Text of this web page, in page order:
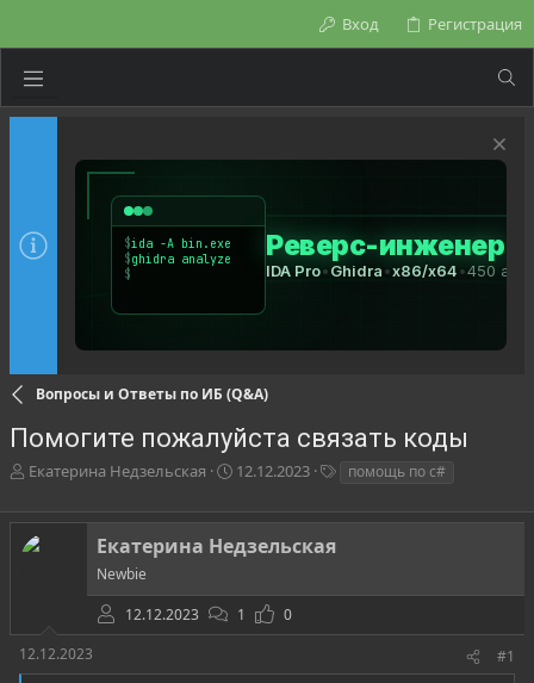
Вход Регистрация
Вопросы и Ответы по ИБ (Q&A)
Помогите пожалуйста связать коды
А
т
о
р
ы
Екатерина Недзельская
Д
т
н
ч
а
л
12.12.2023
г
помощь по с#
Екатерина Недзельская
Newbie
12.12.2023
1
0
12.12.2023
#1